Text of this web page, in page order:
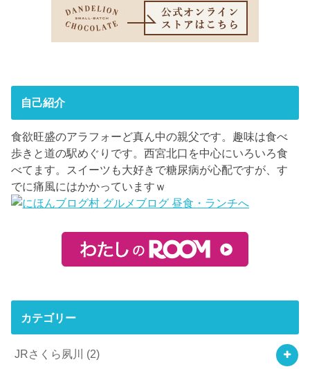
自己紹介
食欲旺盛のアラフォーど真ん中の親父です。趣味は食べ
歩きと道の駅めぐりです。西宮北口を中心にいろいろ食
べてます。スイーツも大好きで糖尿病が心配ですが、す
でに痛風にはかかっていますｗ
カテゴリー
JRさくら夙川 (2)